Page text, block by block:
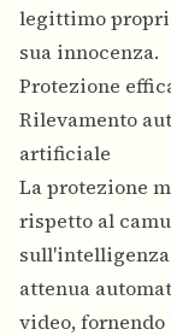
legittimo
sua innocenza.
Protezione
Rilevamento
artificiale
La protezione
rispetto al
attenua
video,